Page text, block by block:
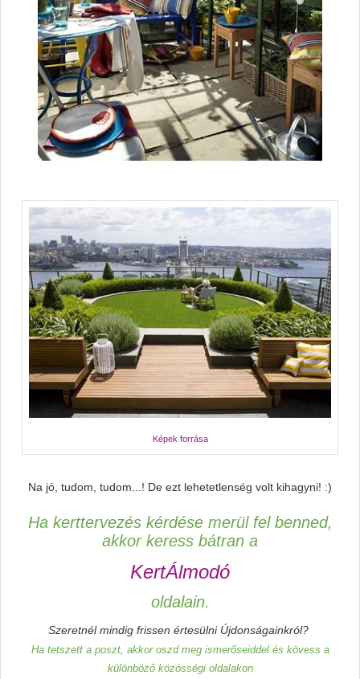
Képek forrása
Na jó, tudom, tudom...! De ezt lehetetlenség volt kihagyni! :)
Ha kerttervezés kérdése merül fel benned,
akkor keress bátran a
KertÁlmodó
oldalain.
Szeretnél mindig frissen értesülni Újdonságainkról?
Ha tetszett a poszt, akkor oszd meg ismerőseiddel és kövess a
különböző közösségi oldalakon